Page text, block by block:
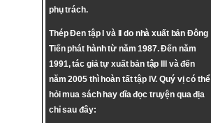
phụ trách.
Thép Đen tập I và II do nhà xuất bản Đông
Tiến phát hành từ năm 1987. Đến năm
1991, tác giả tự xuất bản tập III và đến
năm 2005 thì hoàn tất tập IV. Quý vị có thể
hỏi mua sách hay dĩa đọc truyện qua địa
chỉ sau đây: